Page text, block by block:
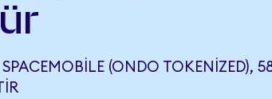
(ONDO TOKENIZED),